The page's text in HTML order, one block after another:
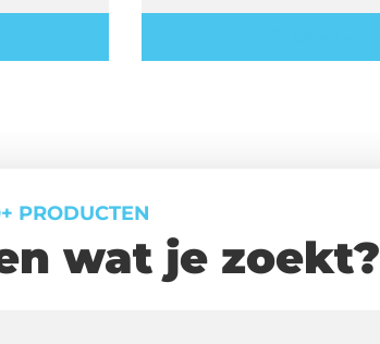
PRODUCTEN
wat je zoekt?